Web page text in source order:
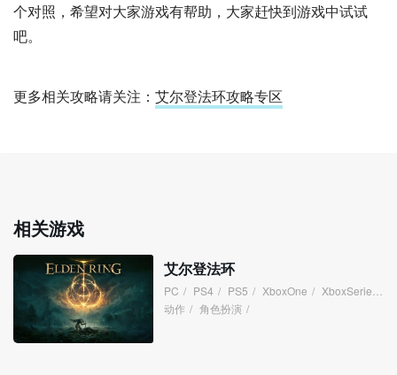
个对照，希望对大家游戏有帮助，大家赶快到游戏中试试
吧。
更多相关攻略请关注： 艾尔登法环攻略专区
相关游戏
艾尔登法环
PC / PS4 / PS5 / XboxOne / XboxSeries
动作 / 角色扮演 /